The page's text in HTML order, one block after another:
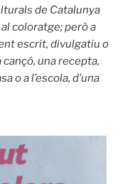
de Catalunya
coloratge; però a
escrit, divulgatiu o
una recepta,
o a l’escola, d’una